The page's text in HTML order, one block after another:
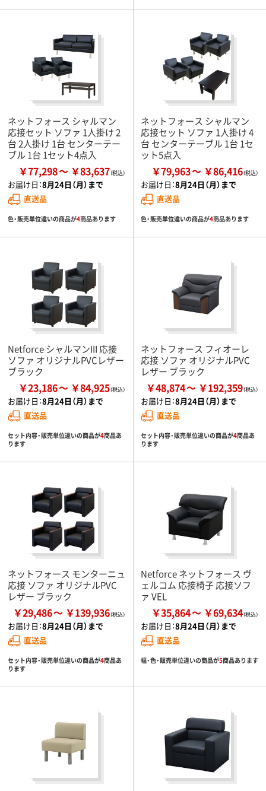
ネットフォース シャルマン
応接セット ソファ 1人掛け 2
台 2人掛け 1台 センターテー
ブル 1台 1セット4点入
￥77,298 ￥83,637
お届け日：8月24日（月）まで
直送品
色・販売単位違いの商品が4商品あります
ネットフォース シャルマン
応接セット ソファ 1人掛け 4
台 センターテーブル 1台 1セ
ット5点入
￥79,963 ￥86,416
お届け日：8月24日（月）まで
直送品
色・販売単位違いの商品が4商品あります
Netforce シャルマンIII 応接
ソファ オリジナルPVCレザー
ブラック
￥23,186 ￥84,925
お届け日：8月24日（月）まで
直送品
セット内容・販売単位違いの商品が4商品あ
ります
ネットフォース フィオーレ
応接 ソファ オリジナルPVC
レザー ブラック
￥48,874 ￥192,359
お届け日：8月24日（月）まで
直送品
セット内容・販売単位違いの商品が4商品あ
ります
ネットフォース モンターニュ
応接 ソファ オリジナルPVC
レザー ブラック
￥29,486 ￥139,936
お届け日：8月24日（月）まで
直送品
セット内容・販売単位違いの商品が4商品あ
ります
Netforce ネットフォース ヴ
ェルコム 応接椅子 応接ソフ
ァ VEL
￥35,864 ￥69,634
お届け日：8月24日（月）まで
直送品
幅・色・販売単位違いの商品が5商品あります